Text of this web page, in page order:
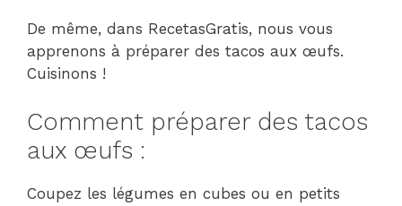
De même, dans RecetasGratis, nous vous
apprenons à préparer des tacos aux œufs.
Cuisinons !
Comment préparer des tacos
aux œufs :
Coupez les légumes en cubes ou en petits